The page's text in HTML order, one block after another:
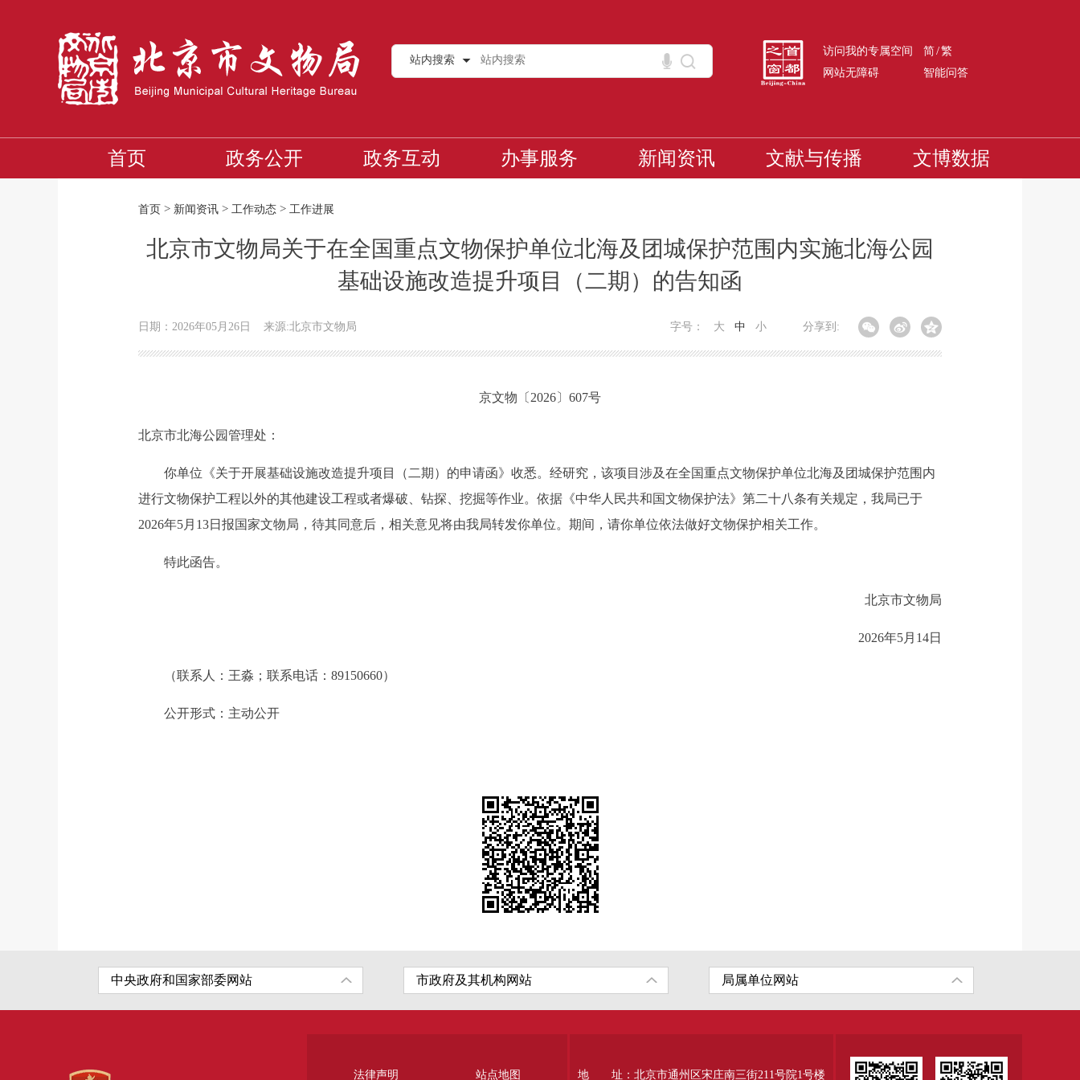
站内搜索
访问我的专属空间 简/繁
网站无障碍
智能问答
首页 政务公开 政务互动 办事服务 新闻资讯 文献与传播 文博数据
首页 > 新闻资讯 > 工作动态 > 工作进展
北京市文物局关于在全国重点文物保护单位北海及团城保护范围内实施北海公园
基础设施改造提升项目（二期）的告知函
日期：2026年05月26日 来源:北京市文物局 分享到:
字号： 大 中 小
京文物〔2026〕607号
北京市北海公园管理处：
你单位《关于开展基础设施改造提升项目（二期）的申请函》收悉。经研究，该项目涉及在全国重点文物保护单位北海及团城保护范围内
进行文物保护工程以外的其他建设工程或者爆破、钻探、挖掘等作业。依据《中华人民共和国文物保护法》第二十八条有关规定，我局已于
2026年5月13日报国家文物局，待其同意后，相关意见将由我局转发你单位。期间，请你单位依法做好文物保护相关工作。
特此函告。
北京市文物局
2026年5月14日
（联系人：王淼；联系电话：89150660）
公开形式：主动公开
法律声明 站点地图 地 址：北京市通州区宋庄南三街211号院1号楼